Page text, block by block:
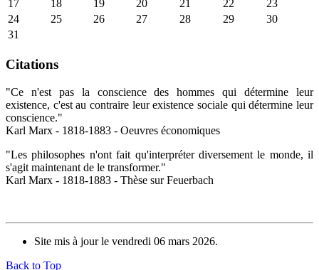
17
18 19 20 21 22
23
24
25 26 27 28 29
30
31
Citations
"Ce n'est pas la conscience des hommes qui détermine leur
existence, c'est au contraire leur existence sociale qui détermine leur
conscience."
Karl Marx - 1818-1883 - Oeuvres économiques
"Les philosophes n'ont fait qu'interpréter diversement le monde, il
s'agit maintenant de le transformer."
Karl Marx - 1818-1883 - Thèse sur Feuerbach
Site mis à jour le vendredi 06 mars 2026.
Back to Top